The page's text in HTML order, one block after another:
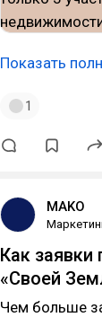
Показать
1
MAKO
Как
«Своей
Чем больше